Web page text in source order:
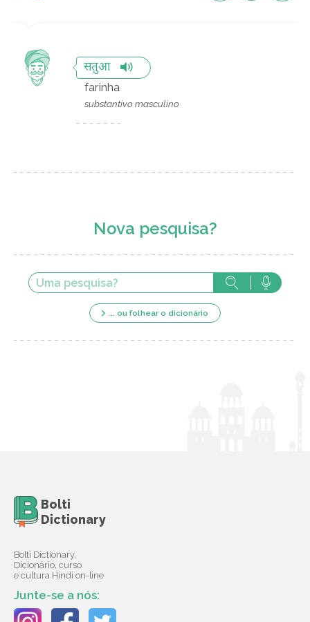
सतुआ
farinha
substantivo masculino
Nova pesquisa?
... ou folhear o dicionário
Bolti
Dictionary
Bolti Dictionary,
Dicionário, curso
e cultura Hindi on-line
Junte-se a nós: